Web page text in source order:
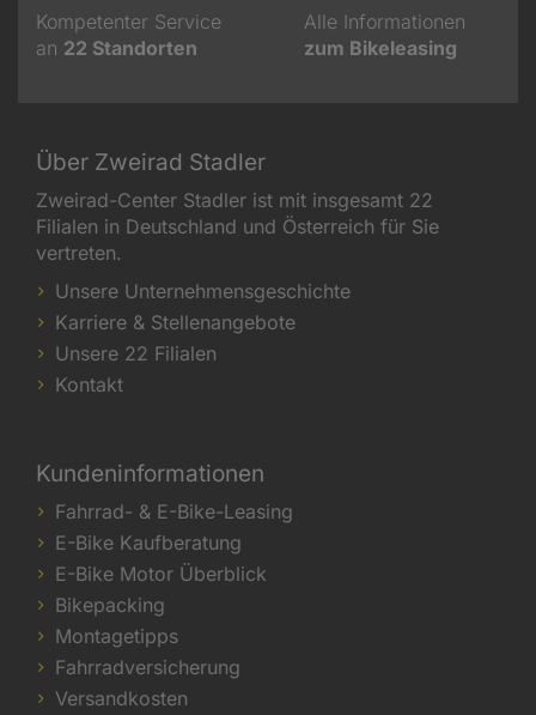
Kompetenter Service
an 22 Standorten
Alle Informationen
zum Bikeleasing
Über Zweirad Stadler
Zweirad-Center Stadler ist mit insgesamt 22
Filialen in Deutschland und Österreich für Sie
vertreten.
Unsere Unternehmensgeschichte
Karriere & Stellenangebote
Unsere 22 Filialen
Kontakt
Kundeninformationen
Fahrrad- & E-Bike-Leasing
E-Bike Kaufberatung
E-Bike Motor Überblick
Bikepacking
Montagetipps
Fahrradversicherung
Versandkosten